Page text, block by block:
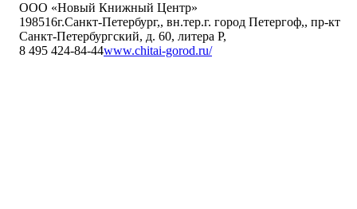
ООО «Новый Книжный Центр»
198516г.Санкт-Петербург,, вн.тер.г. город Петергоф,, пр-кт
Санкт-Петербургский, д. 60, литера Р,
8 495 424-84-44www.chitai-gorod.ru/